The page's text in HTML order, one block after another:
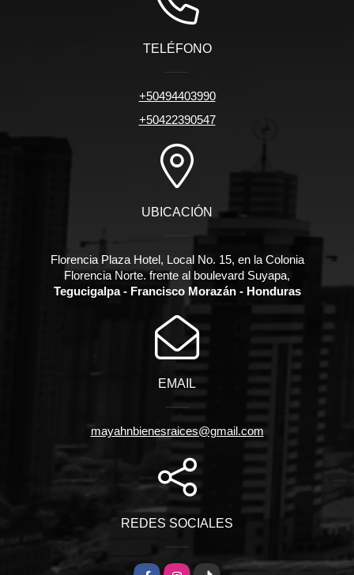
TELÉFONO
+50494403990
+50422390547
UBICACIÓN
Florencia Plaza Hotel, Local No. 15, en la Colonia
Florencia Norte. frente al boulevard Suyapa,
Tegucigalpa - Francisco Morazán - Honduras
EMAIL
mayahnbienesraices@gmail.com
REDES SOCIALES